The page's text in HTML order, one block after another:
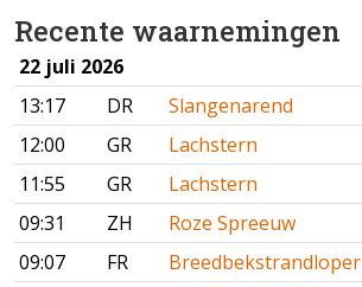
Recente waarnemingen
22 juli 2026
13:17
DR
Slangenarend
12:00
GR
Lachstern
11:55
GR
Lachstern
09:31
ZH
Roze Spreeuw
09:07
FR
Breedbekstrandloper